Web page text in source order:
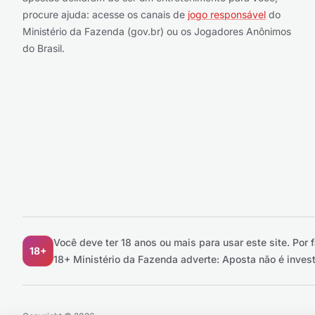
procure ajuda: acesse os canais de jogo responsável do
Ministério da Fazenda (gov.br) ou os Jogadores Anônimos
do Brasil.
18+
Você deve ter 18 anos ou mais para usar este site. Por
18+ Ministério da Fazenda adverte: Aposta não é